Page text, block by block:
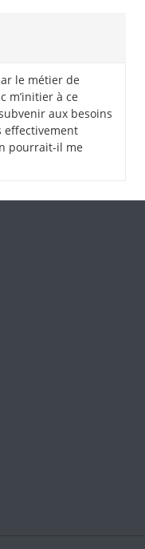
le métier de
m’initier à ce
aux besoins
effectivement
pourrait-il me